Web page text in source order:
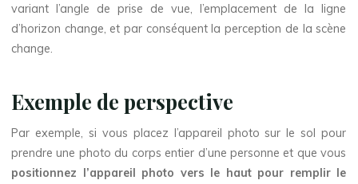
variant l’angle de prise de vue, l’emplacement de la ligne
d’horizon change, et par conséquent la perception de la scène
change.
Exemple de perspective
Par exemple, si vous placez l’appareil photo sur le sol pour
prendre une photo du corps entier d’une personne et que vous
positionnez l’appareil photo vers le haut pour remplir le